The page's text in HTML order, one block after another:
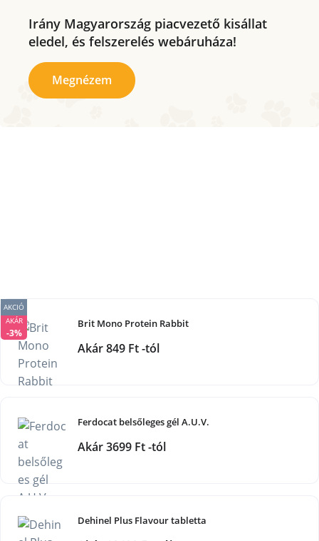
Irány Magyarország piacvezető kisállat
eledel, és felszerelés webáruháza!
Megnézem
Brit Mono Protein Rabbit
AKCIÓ
AKÁR
-3%
Akár 849 Ft -tól
Ferdocat belsőleges gél A.U.V.
Akár 3699 Ft -tól
Dehinel Plus Flavour tabletta